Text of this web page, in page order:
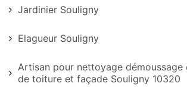
Jardinier Souligny
Elagueur Souligny
Artisan pour nettoyage
de toiture et façade Souligny 10320